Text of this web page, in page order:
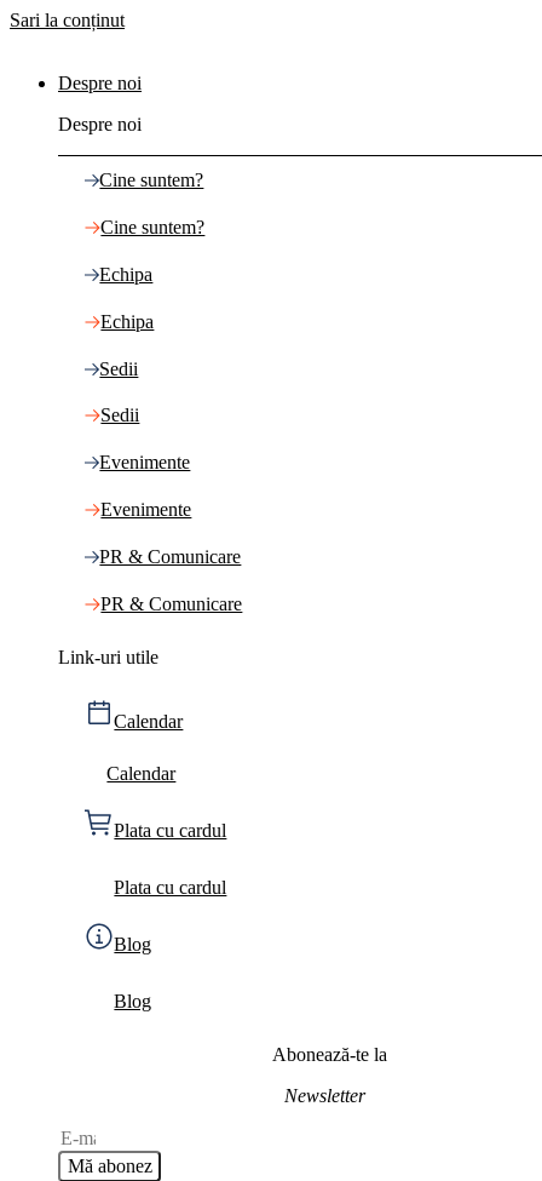
Sari la conținut
Despre noi
Despre noi
Cine suntem?
Cine suntem?
Echipa
Echipa
Sedii
Sedii
Evenimente
Evenimente
PR & Comunicare
PR & Comunicare
Link-uri utile
Calendar
Calendar
Plata cu cardul
Plata cu cardul
Blog
Blog
Abonează-te la
Newsletter
Mă abonez